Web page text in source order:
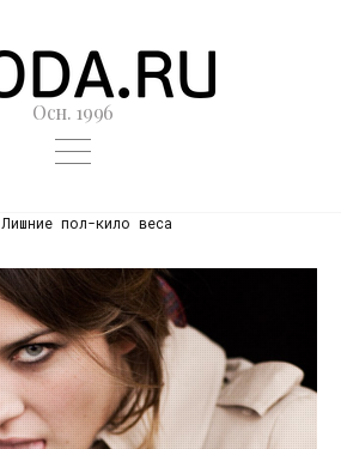
Осн. 1996
Лишние пол-кило веса